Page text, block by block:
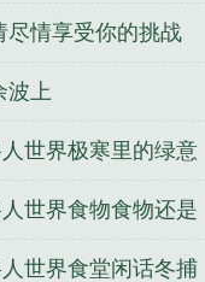
尽情享受你的挑战
波上
世界极寒里的绿意
世界食物食物还是
世界食堂闲话冬捕